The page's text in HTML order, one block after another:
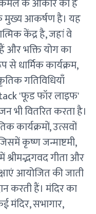
कमल के आकार का है
मुख्य आकर्षण है। यह
केंद्र है, जहां वे
और भक्ति योग का
धार्मिक कार्यक्रम,
गतिविधियाँ
'फूड फॉर लाइफ'
भी वितरित करता है।
कार्यक्रमों, उत्सवों
कृष्ण जन्माष्टमी,
श्रीमद्भगवद गीता और
आयोजित की जाती
करती हैं। मंदिर का
मंदिर, सभागार,